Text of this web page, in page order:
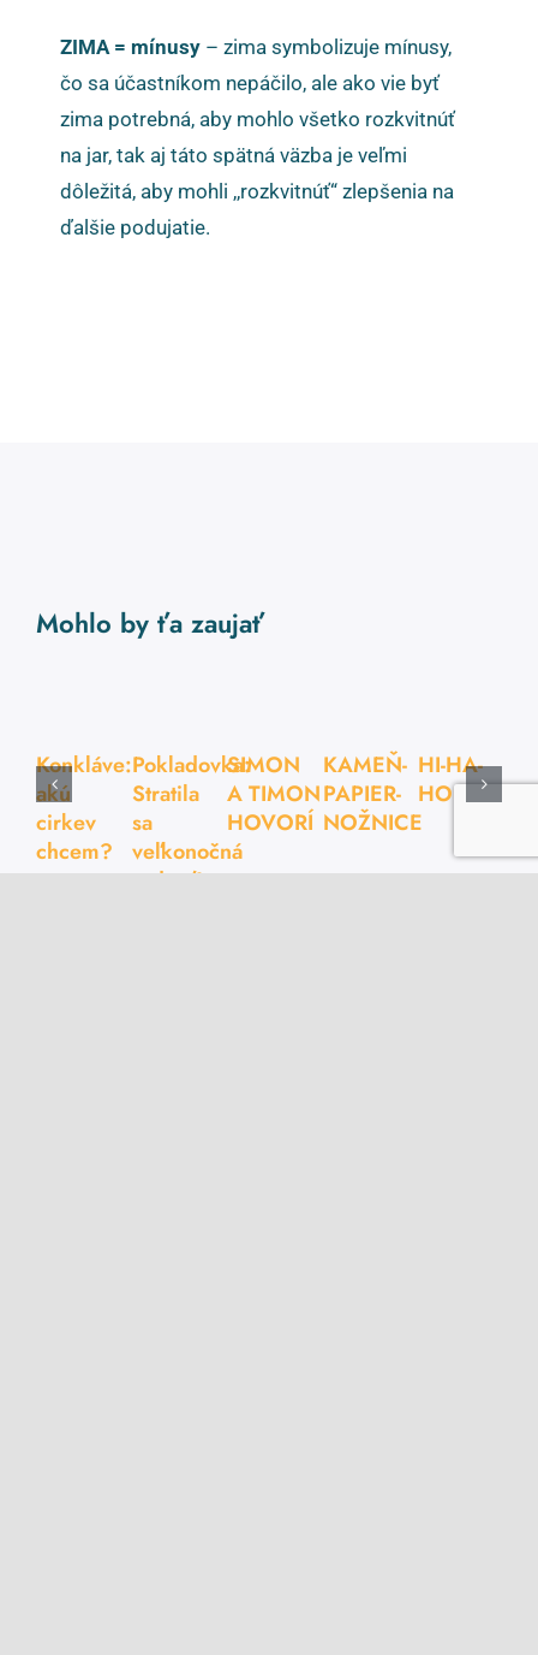
ZIMA = mínusy– zima symbolizuje mínusy,
čo sa účastníkom nepáčilo, ale ako vie byť
zima potrebná, aby mohlo všetko rozkvitnúť
na jar, tak aj táto spätná väzba je veľmi
dôležitá, aby mohli ,,rozkvitnúť“ zlepšenia na
ďalšie podujatie.
Mohlo by ťa zaujať
Konkláve:
akú
cirkev
chcem?
Pokladovka:
Stratila
sa
veľkonočná
radosť!
SIMON
A TIMON
HOVORÍ
KAMEŇ-
PAPIER-
NOŽNICE
HI-HA-
HO